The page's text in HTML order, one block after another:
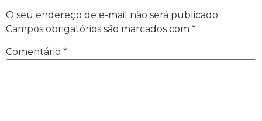
O seu endereço de e-mail não será publicado.
Campos obrigatórios são marcados com *
Comentário *